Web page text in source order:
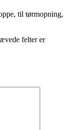
til tørmopning,
felter er